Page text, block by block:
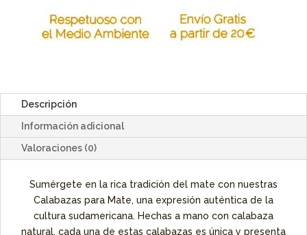
Descripción
Información adicional
Valoraciones (0)
Sumérgete en la rica tradición del mate con nuestras
Calabazas para Mate, una expresión auténtica de la
cultura sudamericana. Hechas a mano con calabaza
natural, cada una de estas calabazas es única y presenta